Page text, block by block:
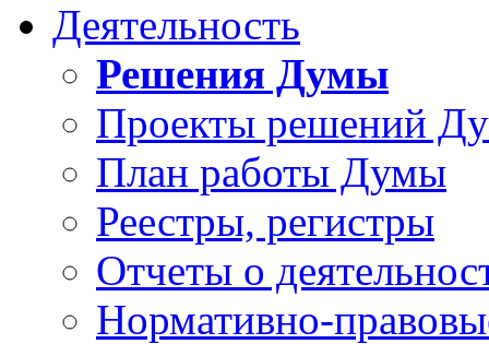
Деятельность
Решения Думы
Проекты решений
План работы Думы
Реестры, регистры
Отчеты о
Нормативно-